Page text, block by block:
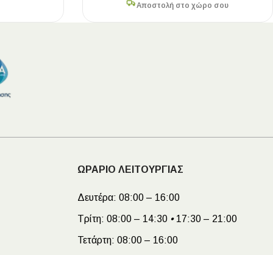
Αποστολή στο χώρο σου
ΩΡΑΡΙΟ ΛΕΙΤΟΥΡΓΙΑΣ
Δευτέρα: 08:00 – 16:00
Τρίτη: 08:00 – 14:30 •17:30 – 21:00
Τετάρτη: 08:00 – 16:00